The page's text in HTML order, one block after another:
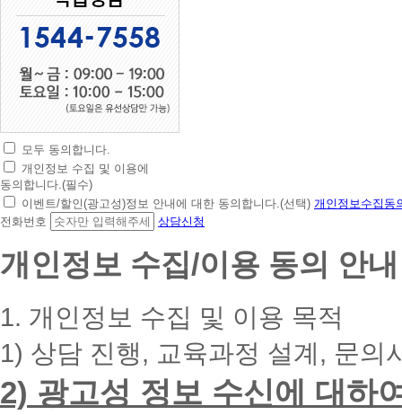
초
간
편
상
담
청
대
폰
입
력
모두 동의합니다.
개인정보 수집 및 이용에
동의합니다.(필수)
이벤트/할인(광고성)정보 안내에 대한 동의합니다.(선택) 개인정보수집동
전화번호
상담신청
개인정보 수집/이용 동의 안내
1. 개인정보 수집 및 이용 목적
1) 상담 진행, 교육과정 설계, 문의
2) 광고성 정보 수신에 대하